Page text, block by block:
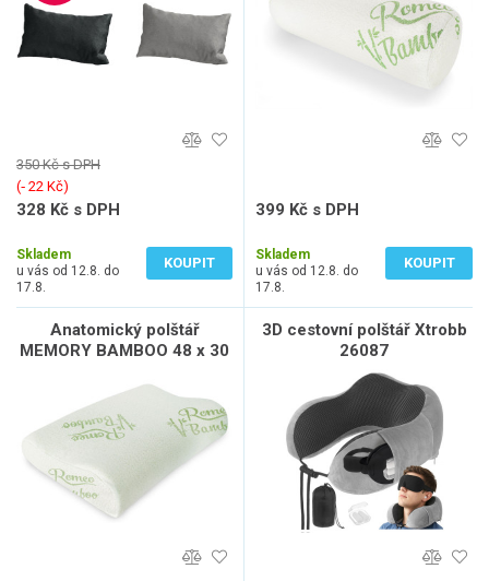
350 Kč s DPH
(‐ 22 Kč)
328 Kč s DPH
Skladem
u vás od 12.8. do
17.8.
KOUPIT
399 Kč s DPH
Skladem
u vás od 12.8. do
17.8.
KOUPIT
Anatomický polštář
MEMORY BAMBOO 48 x 30
3D cestovní polštář Xtrobb
26087